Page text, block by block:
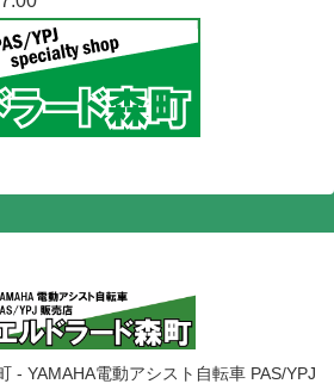
- YAMAHA電動アシスト自転車 PAS/YPJ